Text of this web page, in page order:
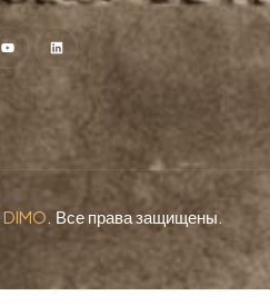
DIMO. Все права защищены.